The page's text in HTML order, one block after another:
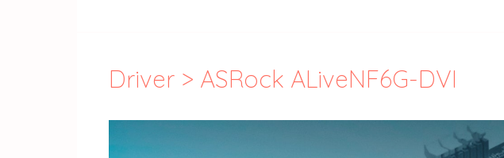
Driver > ASRock ALiveNF6G-DVI